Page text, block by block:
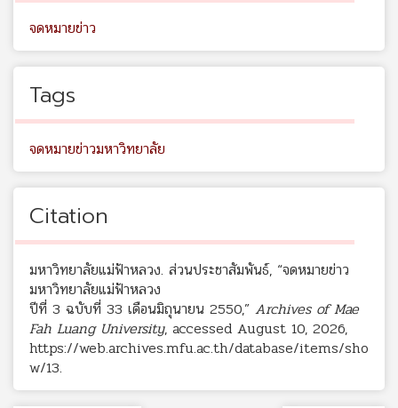
จดหมายข่าว
Tags
จดหมายข่าวมหาวิทยาลัย
Citation
มหาวิทยาลัยแม่ฟ้าหลวง. ส่วนประชาสัมพันธ์, “จดหมายข่าว
มหาวิทยาลัยแม่ฟ้าหลวง
ปีที่ 3 ฉบับที่ 33 เดือนมิถุนายน 2550,” Archives of Mae
Fah Luang University, accessed August 10, 2026,
https://web.archives.mfu.ac.th/database/items/sho
w/13.